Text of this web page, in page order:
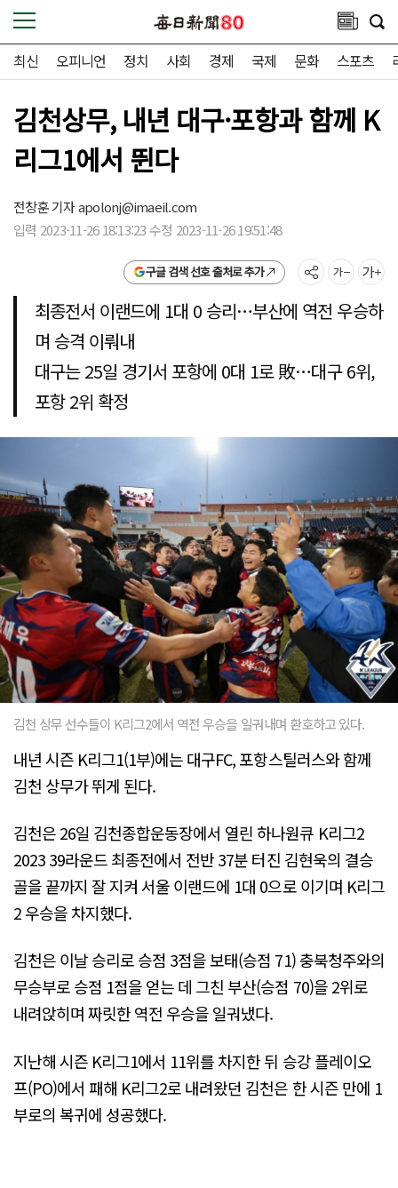
최신 오피니언 정치 사회 경제 국제 문화 스포츠
김천상무, 내년 대구·포항과 함께 K
리그1에서 뛴다
전창훈 기자apolonj@imaeil.com
입력 2023-11-26 18:13:23 수정 2023-11-26 19:51:48
구글 검색 선호 출처로 추가
최종전서 이랜드에 1대 0 승리…부산에 역전 우승하
며 승격 이뤄내
대구는 25일 경기서 포항에 0대 1로 敗…대구 6위,
포항 2위 확정
김천 상무 선수들이 K리그2에서 역전 우승을 일궈내며 환호하고 있다.
내년 시즌 K리그1(1부)에는 대구FC, 포항스틸러스와 함께
김천 상무가 뛰게 된다.
김천은 26일 김천종합운동장에서 열린 하나원큐 K리그2
2023 39라운드 최종전에서 전반 37분 터진 김현욱의 결승
골을 끝까지 잘 지켜 서울 이랜드에 1대 0으로 이기며 K리그
2 우승을 차지했다.
김천은 이날 승리로 승점 3점을 보태(승점 71) 충북청주와의
무승부로 승점 1점을 얻는 데 그친 부산(승점 70)을 2위로
내려앉히며 짜릿한 역전 우승을 일궈냈다.
지난해 시즌 K리그1에서 11위를 차지한 뒤 승강 플레이오
프(PO)에서 패해 K리그2로 내려왔던 김천은 한 시즌 만에 1
부로의 복귀에 성공했다.